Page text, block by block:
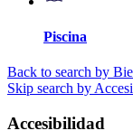
Piscina
Back to search by
Skip search by
Accesibilidad